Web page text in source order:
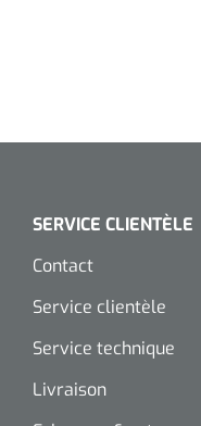
SERVICE CLIENTÈLE
Contact
Service clientèle
Service technique
Livraison